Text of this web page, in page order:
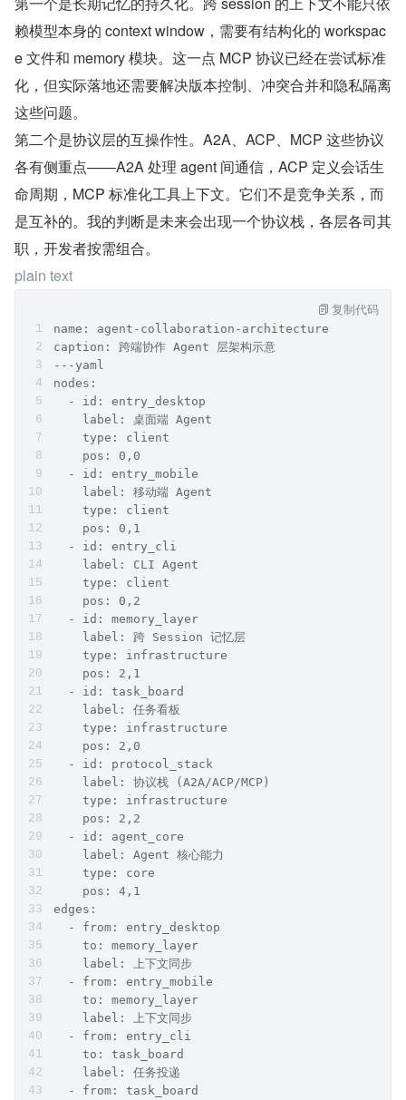
赖模型本身的 context window，需要有结构化的 workspac
e 文件和 memory 模块。这一点 MCP 协议已经在尝试标准
化，但实际落地还需要解决版本控制、冲突合并和隐私隔离
这些问题。
第二个是协议层的互操作性。A2A、ACP、MCP 这些协议
各有侧重点——A2A 处理 agent 间通信，ACP 定义会话生
命周期，MCP 标准化工具上下文。它们不是竞争关系，而
是互补的。我的判断是未来会出现一个协议栈，各层各司其
职，开发者按需组合。
plain text
name: agent-collaboration-architecture
caption: 跨端协作 Agent 层架构示意
---yaml
nodes:
  - id: entry_desktop
    label: 桌面端 Agent
    type: client
    pos: 0,0
  - id: entry_mobile
    label: 移动端 Agent
    type: client
    pos: 0,1
  - id: entry_cli
    label: CLI Agent
    type: client
    pos: 0,2
  - id: memory_layer
    label: 跨 Session 记忆层
    type: infrastructure
    pos: 2,1
  - id: task_board
    label: 任务看板
    type: infrastructure
    pos: 2,0
  - id: protocol_stack
    label: 协议栈 (A2A/ACP/MCP)
    type: infrastructure
    pos: 2,2
  - id: agent_core
    label: Agent 核心能力
    type: core
    pos: 4,1
edges:
  - from: entry_desktop
    to: memory_layer
    label: 上下文同步
  - from: entry_mobile
    to: memory_layer
    label: 上下文同步
  - from: entry_cli
    to: task_board
    label: 任务投递
  - from: task_board
复制代码